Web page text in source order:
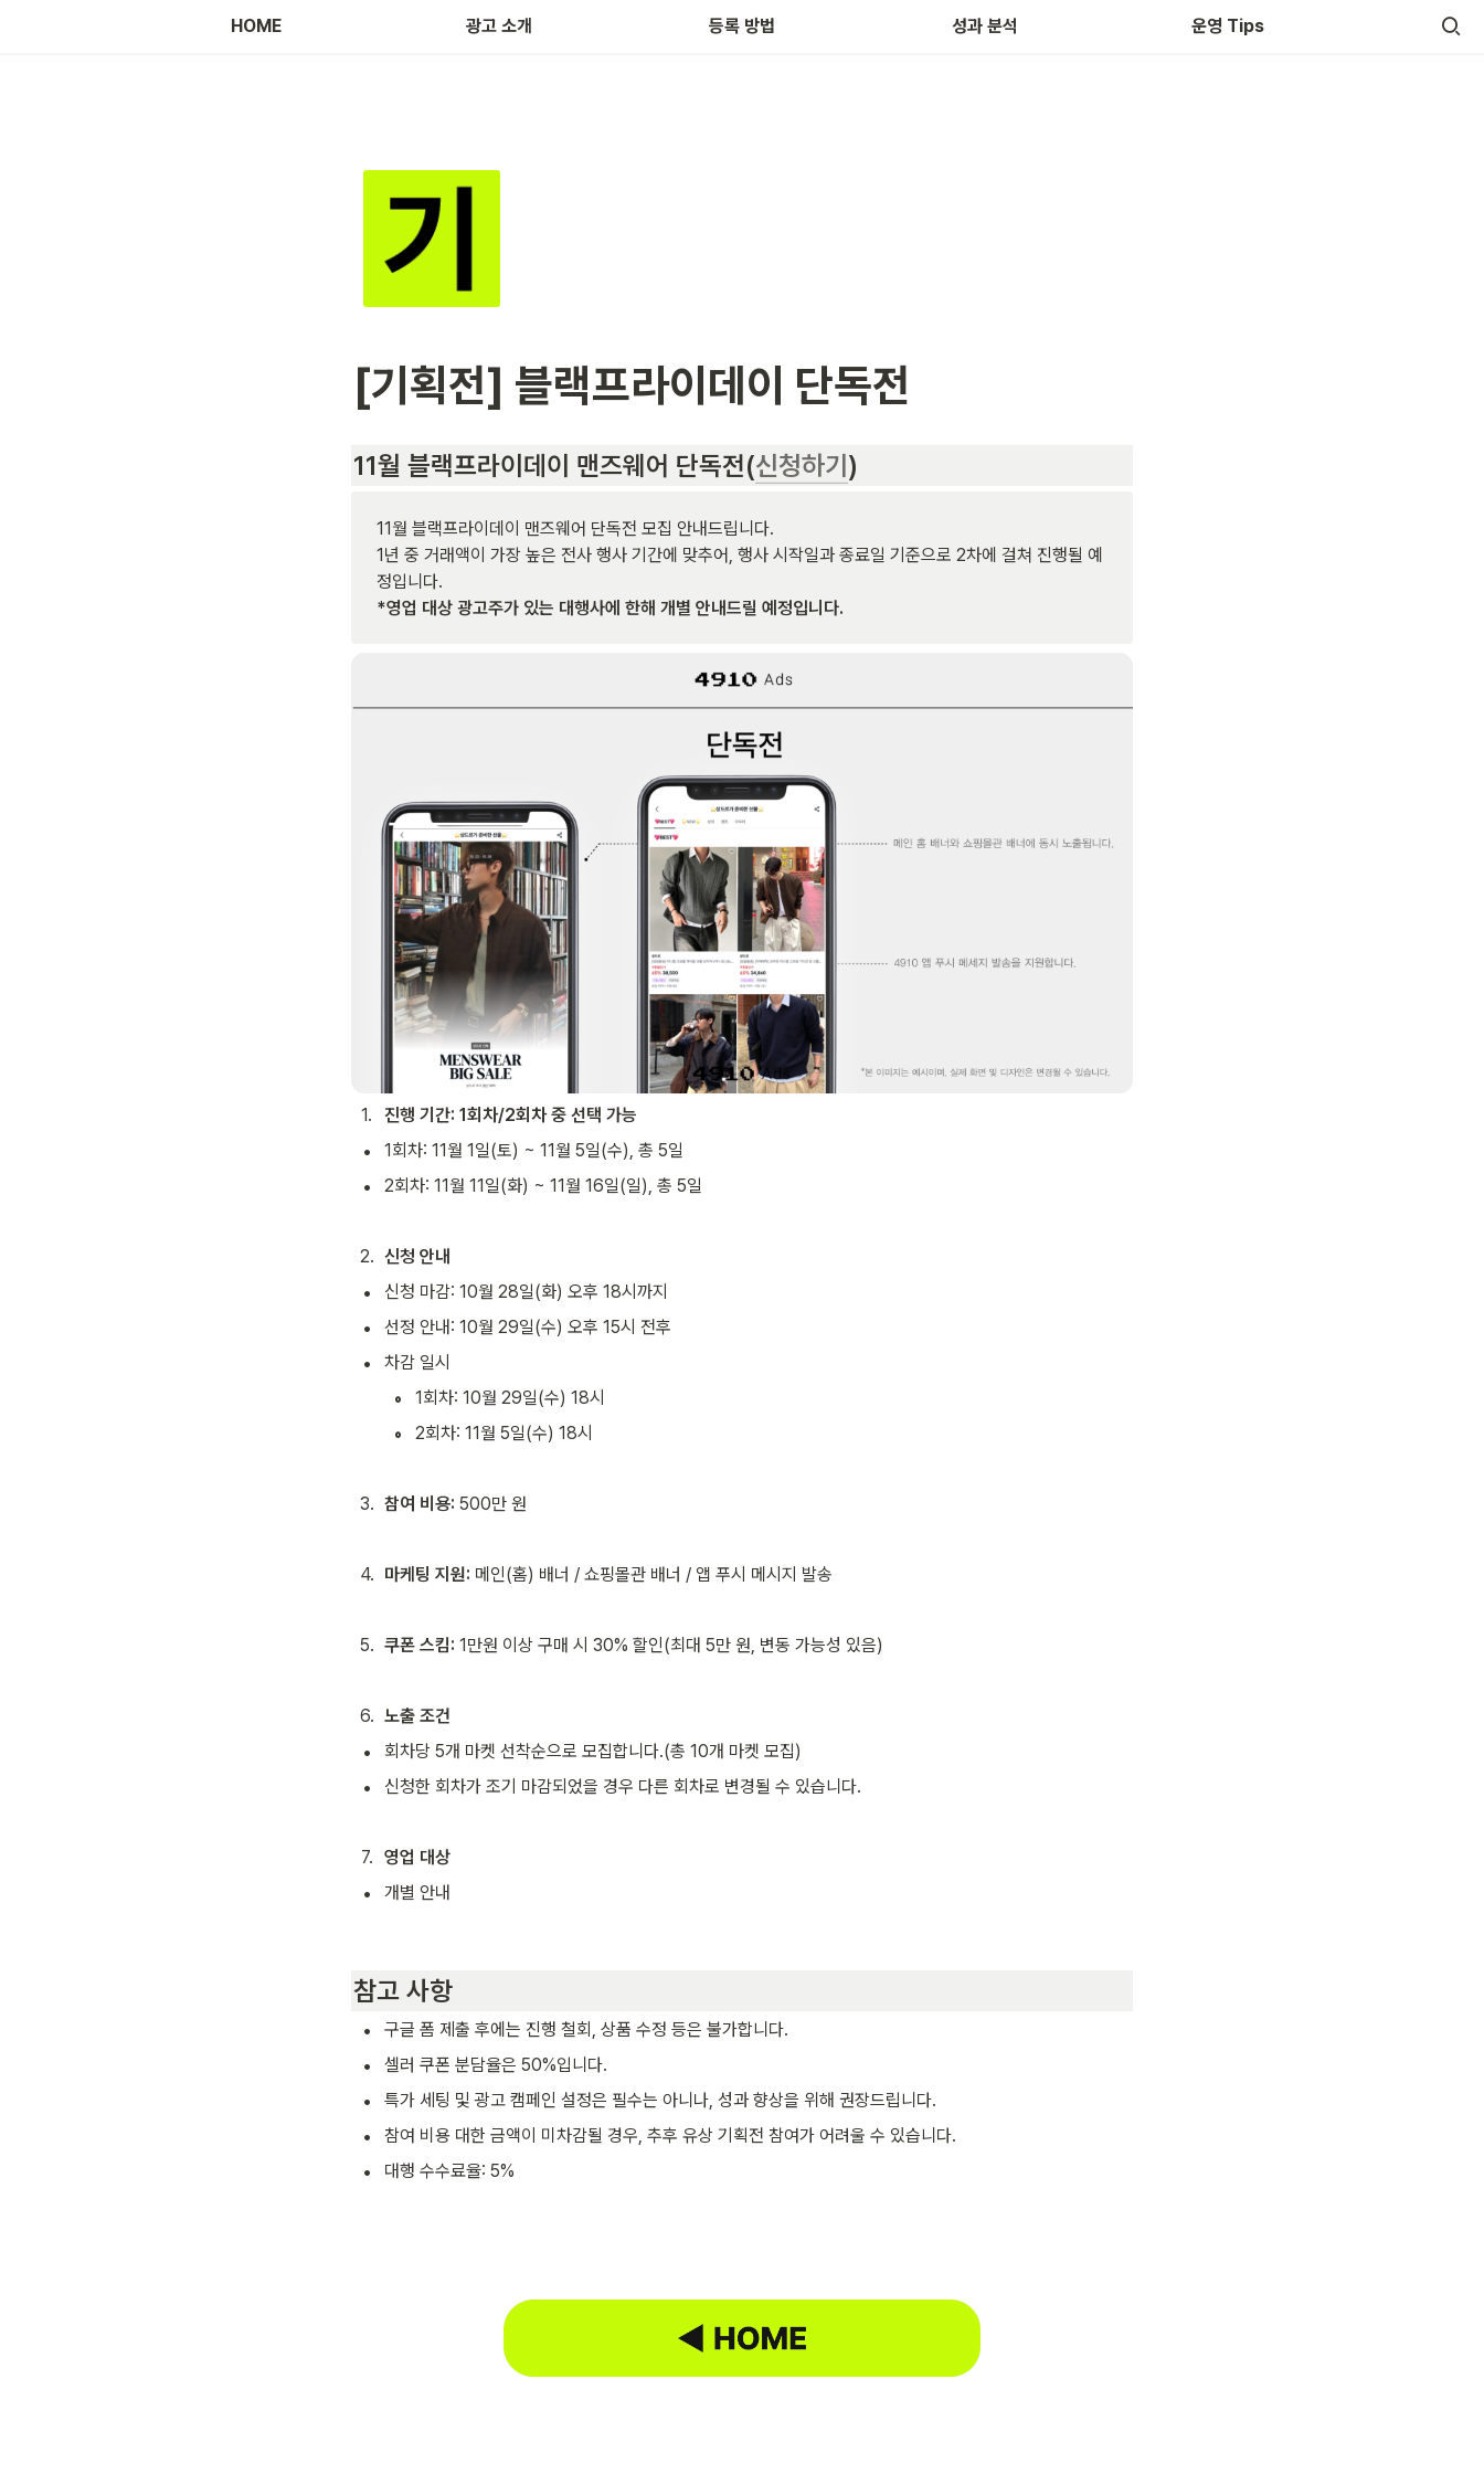
HOME 광고 소개 등록 방법 성과 분석 운영 Tips
[기획전] 블랙프라이데이 단독전
11월 블랙프라이데이 맨즈웨어 단독전(신청하기 )
11월 블랙프라이데이 맨즈웨어 단독전 모집 안내드립니다.
1년 중 거래액이 가장 높은 전사 행사 기간에 맞추어, 행사 시작일과 종료일 기준으로 2차에 걸쳐 진행될 예
*영업 대상 광고주가 있는 대행사에 한해 개별 안내드릴 예정입니다.
1. 진행 기간: 1회차/2회차 중 선택 가능
• 1회차: 11월 1일(토) ~ 11월 5일(수), 총 5일
• 2회차: 11월 11일(화) ~ 11월 16일(일), 총 5일
2. 신청 안내
• 신청 마감: 10월 28일(화) 오후 18시까지
• 선정 안내: 10월 29일(수) 오후 15시 전후
• 차감 일시
◦ 1회차: 10월 29일(수) 18시
◦ 2회차: 11월 5일(수) 18시
3. 참여 비용: 500만 원
4. 마케팅 지원: 메인(홈) 배너 / 쇼핑몰관 배너 / 앱 푸시 메시지 발송
5. 쿠폰 스킴: 1만원 이상 구매 시 30% 할인(최대 5만 원, 변동 가능성 있음)
6. 노출 조건
• 회차당 5개 마켓 선착순으로 모집합니다.(총 10개 마켓 모집)
• 신청한 회차가 조기 마감되었을 경우 다른 회차로 변경될 수 있습니다.
7. 영업 대상
• 개별 안내
참고 사항
•
구글 폼 제출 후에는 진행 철회, 상품 수정 등은 불가합니다.
• 셀러 쿠폰 분담율은 50%입니다.
• 특가 세팅 및 광고 캠페인 설정은 필수는 아니나, 성과 향상을 위해 권장드립니다.
• 참여 비용 대한 금액이 미차감될 경우, 추후 유상 기획전 참여가 어려울 수 있습니다.
• 대행 수수료율: 5%